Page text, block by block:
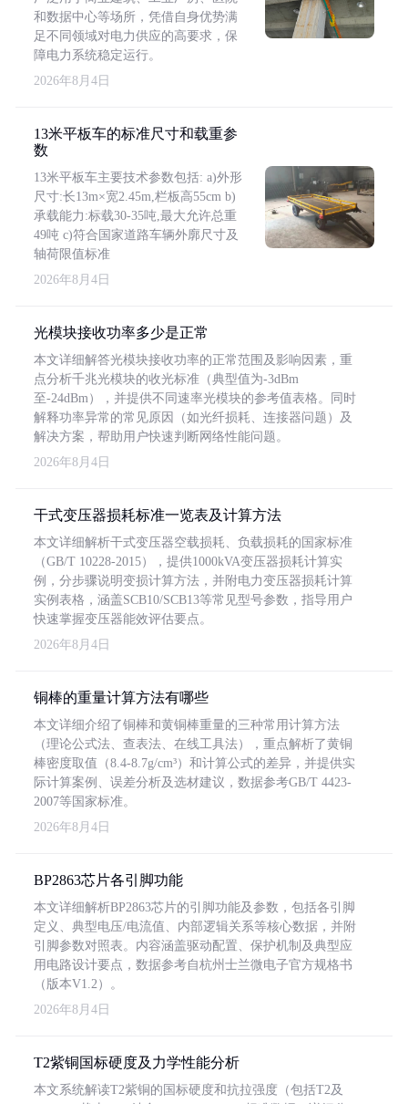
和数据中心等场所，凭借自身优势满
足不同领域对电力供应的高要求，保
障电力系统稳定运行。
2026年8月4日
13米平板车的标准尺寸和载重参
数
13米平板车主要技术参数包括: a)外形
尺寸:长13m×宽2.45m,栏板高55cm b)
承载能力:标载30-35吨,最大允许总重
49吨 c)符合国家道路车辆外廓尺寸及
轴荷限值标准
2026年8月4日
光模块接收功率多少是正常
本文详细解答光模块接收功率的正常范围及影响因素，重
点分析千兆光模块的收光标准（典型值为-3dBm
至-24dBm），并提供不同速率光模块的参考值表格。同时
解释功率异常的常见原因（如光纤损耗、连接器问题）及
解决方案，帮助用户快速判断网络性能问题。
2026年8月4日
干式变压器损耗标准一览表及计算方法
本文详细解析干式变压器空载损耗、负载损耗的国家标准
（GB/T 10228-2015），提供1000kVA变压器损耗计算实
例，分步骤说明变损计算方法，并附电力变压器损耗计算
实例表格，涵盖SCB10/SCB13等常见型号参数，指导用户
快速掌握变压器能效评估要点。
2026年8月4日
铜棒的重量计算方法有哪些
本文详细介绍了铜棒和黄铜棒重量的三种常用计算方法
（理论公式法、查表法、在线工具法），重点解析了黄铜
棒密度取值（8.4-8.7g/cm³）和计算公式的差异，并提供实
际计算案例、误差分析及选材建议，数据参考GB/T 4423-
2007等国家标准。
2026年8月4日
BP2863芯片各引脚功能
本文详细解析BP2863芯片的引脚功能及参数，包括各引脚
定义、典型电压/电流值、内部逻辑关系等核心数据，并附
引脚参数对照表。内容涵盖驱动配置、保护机制及典型应
用电路设计要点，数据参考自杭州士兰微电子官方规格书
（版本V1.2）。
2026年8月4日
T2紫铜国标硬度及力学性能分析
本文系统解读T2紫铜的国标硬度和抗拉强度（包括T2及